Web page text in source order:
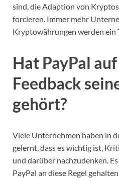
sind, die Adaption von
forcieren. Immer mehr
Kryptowährungen werden ein
Hat PayPal
Feedback
gehört?
Viele Unternehmen haben in
gelernt, dass es wichtig ist,
und darüber nachzudenken.
PayPal an diese Regel